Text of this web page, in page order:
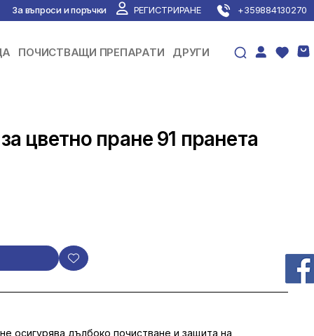
За въпроси и поръчки РЕГИСТРИРАНЕ +359884130270
ПОЧИСТВАЩИ ПРЕПАРАТИ ДРУГИ
цветно пране 91 пранета
осигурява дълбоко почистване и защита на